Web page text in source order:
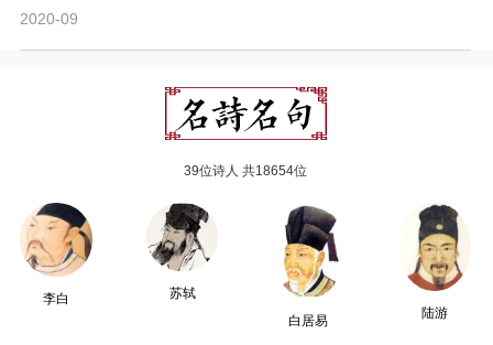
2020-09
39位诗人 共18654位
李白
苏轼
白居易
陆游